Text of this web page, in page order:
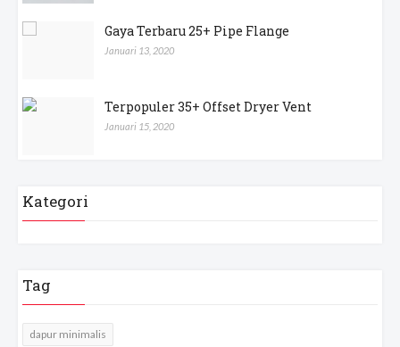
Gaya Terbaru 25+ Pipe Flange
Januari 13, 2020
Terpopuler 35+ Offset Dryer Vent
Januari 15, 2020
Kategori
Tag
dapur minimalis